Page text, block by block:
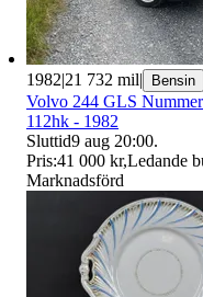
1982|21 732 mil| Bensin
Volvo 244 GLS
112hk - 1982
Sluttid9 aug 20:00.
Pris:41 000 kr,Ledande
Marknadsförd